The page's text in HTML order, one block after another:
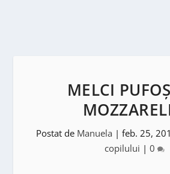
MELCI
Postat de Manuela | feb. 25,
copilului | 0